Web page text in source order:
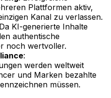
Plattformen aktiv,
Kanal zu verlassen.
KI-generierte Inhalte
authentische
noch wertvoller.
:
werden weltweit
und Marken bezahlte
müssen.